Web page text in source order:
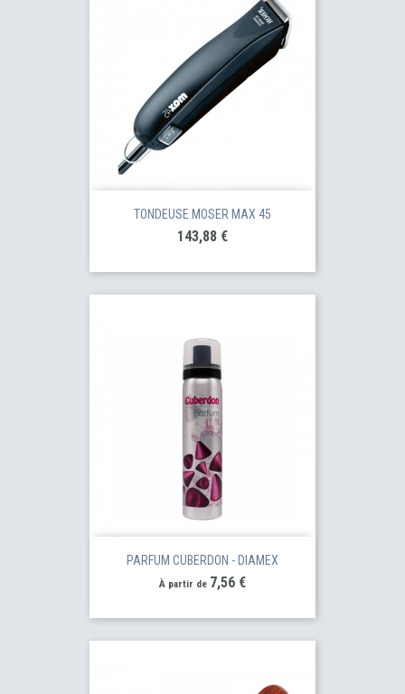
TONDEUSE MOSER MAX 45
Prix
143,88 €
PARFUM CUBERDON - DIAMEX
À partir de Prix
7,56 €